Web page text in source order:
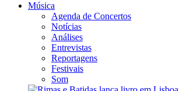
Música
Agenda de Concertos
Notícias
Análises
Entrevistas
Reportagens
Festivais
Som